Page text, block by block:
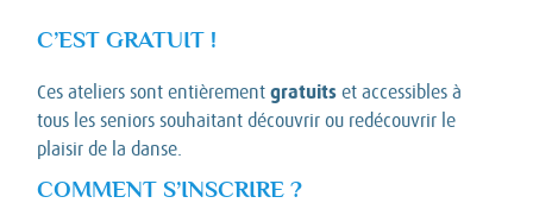
C’EST GRATUIT !
Ces ateliers sont entièrement gratuits et accessibles à
tous les seniors souhaitant découvrir ou redécouvrir le
plaisir de la danse.
COMMENT S’INSCRIRE ?